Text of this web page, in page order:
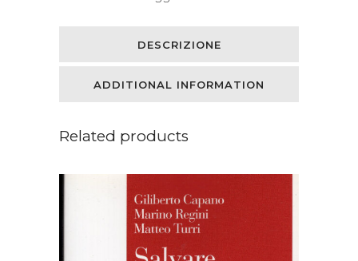
DESCRIZIONE
ADDITIONAL INFORMATION
Related products